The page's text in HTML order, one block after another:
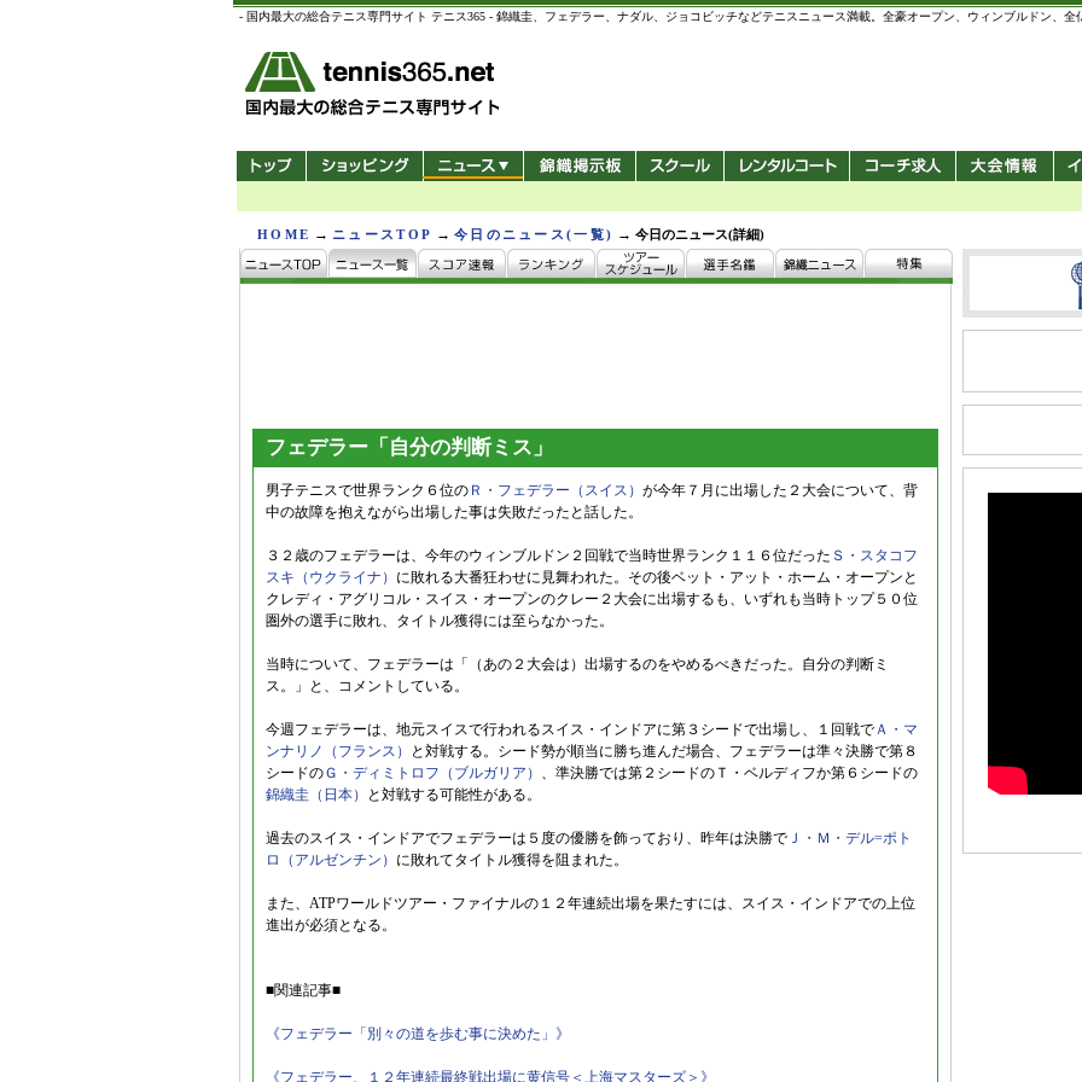
- 国内最大の総合テニス専門サイト テニス365 - 錦織圭、フェデラー、ナダル、ジョコビッチなどテニスニュース満載。全豪オープン、ウィンブルドン、全
HOME → ニュースTOP →今日のニュース(一覧) →今日のニュース(詳細)
フェデラー「自分の判断ミス」
男子テニスで世界ランク６位の Ｒ・フェデラー（スイス） が今年７月に出場した２大会について、背
中の故障を抱えながら出場した事は失敗だったと話した。
３２歳のフェデラーは、今年のウィンブルドン２回戦で当時世界ランク１１６位だった Ｓ・スタコフ
スキ（ウクライナ） に敗れる大番狂わせに見舞われた。その後ベット・アット・ホーム・オープンと
クレディ・アグリコル・スイス・オープンのクレー２大会に出場するも、いずれも当時トップ５０位
圏外の選手に敗れ、タイトル獲得には至らなかった。
当時について、フェデラーは「（あの２大会は）出場するのをやめるべきだった。自分の判断ミ
ス。」と、コメントしている。
今週フェデラーは、地元スイスで行われるスイス・インドアに第３シードで出場し、１回戦でＡ・マ
ンナリノ（フランス）
と対戦する。シード勢が順当に勝ち進んだ場合、フェデラーは準々決勝で第８
シードのＧ・ディミトロフ（ブルガリア） 、準決勝では第２シードのＴ・ベルディフか第６シードの
錦織圭（日本）
と対戦する可能性がある。
過去のスイス・インドアでフェデラーは５度の優勝を飾っており、昨年は決勝で Ｊ・Ｍ・デル=ポト
ロ（アルゼンチン） に敗れてタイトル獲得を阻まれた。
また、ATPワールドツアー・ファイナルの１２年連続出場を果たすには、スイス・インドアでの上位
進出が必須となる。
■関連記事■
《フェデラー「別々の道を歩む事に決めた」》
《フェデラー、１２年連続最終戦出場に黄信号＜上海マスターズ＞》